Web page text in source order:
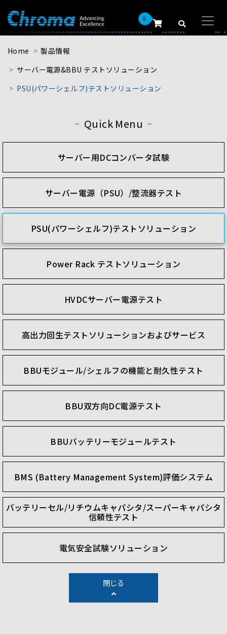
0
Home
製品情報
サーバー電源&BBU テストソリューション
PSU(パワーシェルフ)テストソリューション
Quick Menu
サーバー用DCコンバータ試験
サーバー電源（PSU）/整流器テスト
PSU(パワーシェルフ)テストソリューション
Power Rack テストソリューション
HVDCサーバー電源テスト
高出力回生テストソリューションおよびサービス
BBUモジュール/シェルフの機能と耐久性テスト
BBU双方向DC電源テスト
BBUバッテリーモジュールテスト
BMS (Battery Management System)評価システム
バッテリーセル/リチウムキャパシタ/スーパーキャパシタ
信頼性テスト
電気安全試験ソリューション
閉じる